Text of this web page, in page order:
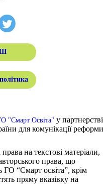
"Смарт Освіта" у партнерстві
для комунікації реформи
на текстові матеріали,
права, що
ГО “Смарт освіта”, крім
пряму вказівку на